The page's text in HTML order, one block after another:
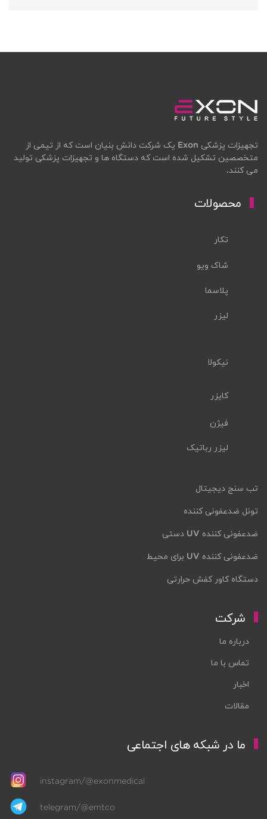
تجهیزات پزشکی Exon یک شرکت دانش بنیان است که از تیمی از
متخصصین تشکیل شده است که دستگاه ها و تجهیزات پزشکی تولید
می کنند.
محصولات
تکار
شاک ویو
پلاسما
لیزر
نیکولا
کایزر
فیژن
لیزر رباتیک
تب سنج دیجیتال
تونل ضدعفونی کننده
ضدعفونی کننده UV دستی
ضدعفونی کننده UV برای محیط
دستگاه کاور کفش حرارتی
شرکت
درباره ما
تماس با ما
اخبار
مقالات
ما در شبکه های اجتماعی
instagram/@exonmedical
telegram/@emtco